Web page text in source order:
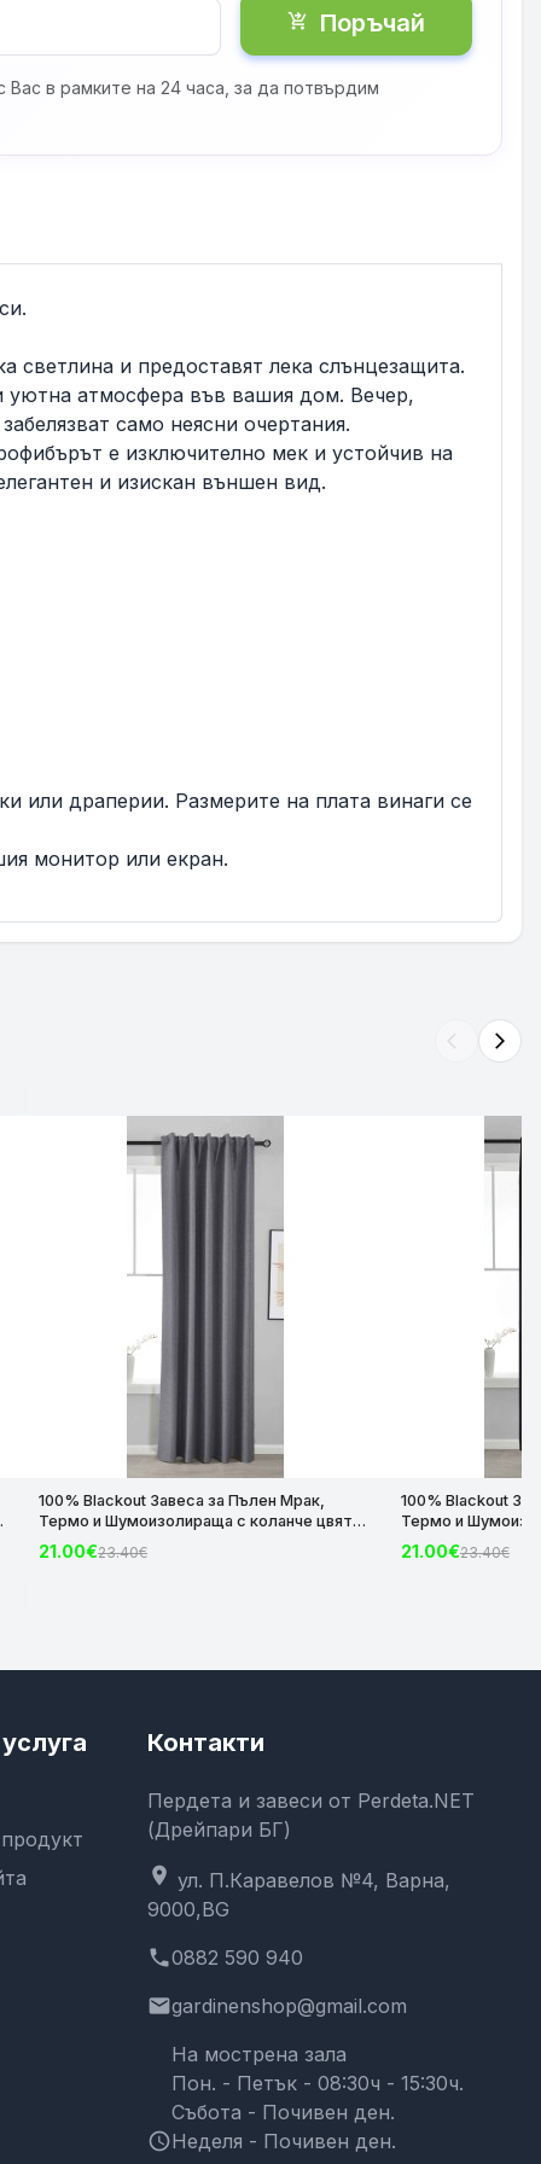
shopping_cart_checkout Поръчай
в рамките на 24 часа, за да потвърдим
светлина и предоставят лека слънцезащита.
уютна атмосфера във вашия дом. Вечер,
само неясни очертания.
е изключително мек и устойчив на
и изискан външен вид.
или драперии. Размерите на плата винаги се
монитор или екран.
arrow_back_ios arrow_forward_ios
100% Blackout Завеса за Пълен Мрак,
Термо и Шумоизолираща с коланче цвят
Тъмно Сив, 175х140 и 245х140 за Релса и
Корниз код-2023600-008
21.00€23.40€
100% Blackout
Термо и
Черен, 175х140 и
Корниз код-
21.00€23.40€
Контакти
Пердета и завеси от Perdeta.NET
(Дрейпари БГ)
location_on ул. П.Каравелов №4, Варна,
9000,BG
phone0882 590 940
emailgardinenshop@gmail.com
schedule
На мострена зала
Пон. - Петък - 08:30ч - 15:30ч.
Събота - Почивен ден.
Неделя - Почивен ден.